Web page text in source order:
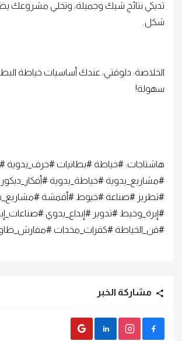
تديكي نتائج شيك وجميلة، وتخلي مشروعك
شكل.
الخلاصة: دلوقتي، عندك أساسيات خياطة
سهولة!
هاشتاجات: #خياطة #بطانيات #حرف_يدوية
#مشاريع_يدوية #خياطة_يدوية
#تطريز #صناعة #خيوط #أقمشة
#إبرة_وخيط #تدوير #إبداع_يدوي
#فن_الخياطة #كفرات_مخدات
مشاركة الخبر